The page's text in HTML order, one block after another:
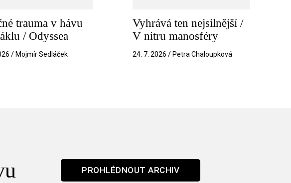
trauma v hávu
/ Odyssea
/ Mojmír Sedláček
Vyhrává ten nejsilnější /
V nitru manosféry
24. 7. 2026 / Petra Chaloupková
PROHLÉDNOUT ARCHIV